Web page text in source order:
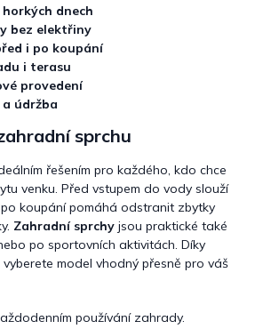
í
p
r
v
k
y
ý
i
s
u
n
í
dnech
bez elektřiny
i po koupání
i terasu
provedení
údržba
sprchu
řešením pro každého, kdo chce
venku. Před vstupem do vody slouží
koupání pomáhá odstranit zbytky
Zahradní sprchy jsou praktické také
po sportovních aktivitách. Díky
model vhodný přesně pro váš
používání zahrady.